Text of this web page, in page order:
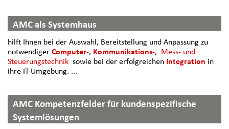
AMC als Systemhaus
hilft Ihnen bei der Auswahl, Bereitstellung und Anpassung zu
notwendiger Computer-, Kommunikations-, Mess- und
Steuerungstechnik sowie bei der erfolgreichen Integration in
ihre IT-Umgebung. ...
AMC Kompetenzfelder für kundenspezifische
Systemlösungen